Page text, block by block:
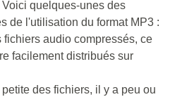
quelques-unes des
de l'utilisation du format MP3 :
audio compressés, ce
facilement distribués sur
des fichiers, il y a peu ou